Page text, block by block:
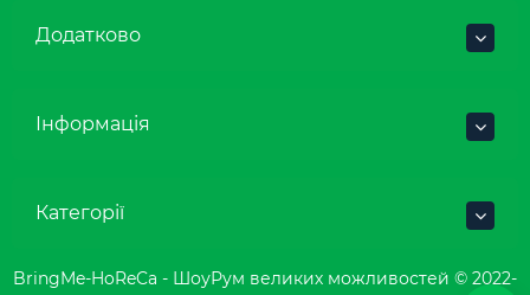
Додатково
Інформація
Категорії
BringMe-HoReCa - ШоуРум великих можливостей © 2022-